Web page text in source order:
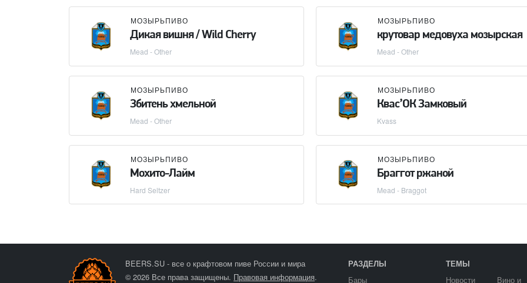
МОЗЫРЬПИВО
Дикая вишня / Wild Cherry
Mead - Other
МОЗЫРЬПИВО
крутовар медовуха мозырская
Mead - Other
МОЗЫРЬПИВО
Збитень хмельной
Mead - Other
МОЗЫРЬПИВО
Квас’ОК Замковый
Kvass
МОЗЫРЬПИВО
Мохито-Лайм
Hard Seltzer
МОЗЫРЬПИВО
Браггот ржаной
Mead - Braggot
BEERS.SU - все о крафтовом пиве России и мира
© 2026 Все права защищены. Правовая информация.
РАЗДЕЛЫ
Бары
ТЕМЫ
Новости Вино и